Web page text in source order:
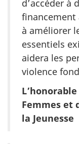
d’accéder à
financement
à améliorer
essentiels
aidera les
violence
Femmes et
la Jeunesse